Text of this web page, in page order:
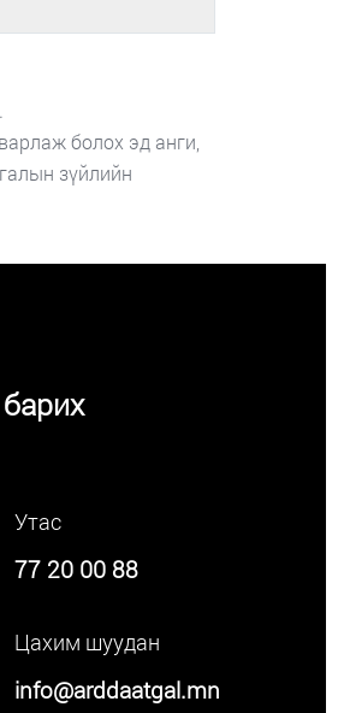
болох эд анги,
зүйлийн
Утас
77 20 00 88
Цахим шуудан
info@arddaatgal.mn